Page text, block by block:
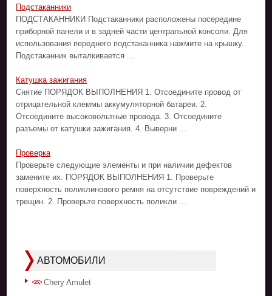
Подстаканники
ПОДСТАКАННИКИ Подстаканники расположены посередине
приборной панели и в задней части центральной консоли. Для
использования переднего подстаканника нажмите на крышку.
Подстаканник выталкивается ...
Катушка зажигания
Снятие ПОРЯДОК ВЫПОЛНЕНИЯ 1. Отсоедините провод от
отрицательной клеммы аккумуляторной батареи. 2.
Отсоедините высоковольтные провода. 3. Отсоедините
разъемы от катушки зажигания. 4. Выверни ...
Проверка
Проверьте следующие элементы и при наличии дефектов
замените их. ПОРЯДОК ВЫПОЛНЕНИЯ 1. Проверьте
поверхность поликлинового ремня на отсутствие повреждений и
трещин. 2. Проверьте поверхность поликли ...
АВТОМОБИЛИ
Chery Amulet